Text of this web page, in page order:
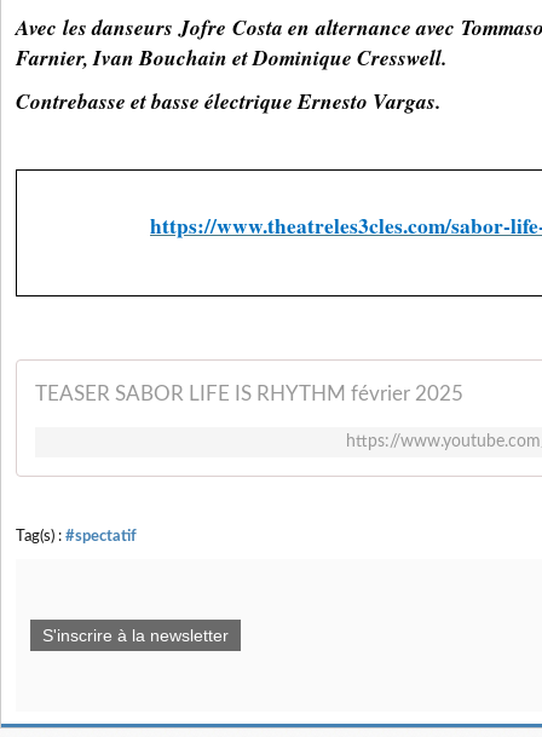
Avec les danseurs Jofre Costa en alternance avec
Farnier, Ivan Bouchain et Dominique Cresswell.
Contrebasse et basse électrique Ernesto Vargas.
https://www.theatreles3cles.com/sabor-
TEASER SABOR LIFE IS RHYTHM février 2025
https://
Tag(s) : #spectatif
S'inscrire à la newsletter